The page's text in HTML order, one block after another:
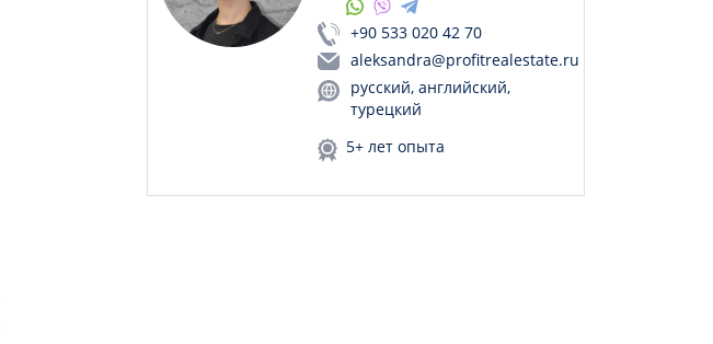
+90 533 020 42 70
aleksandra@profitrealestate.ru
русский, английский,
турецкий
5+ лет опыта